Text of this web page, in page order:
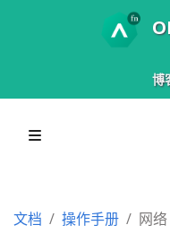
博
文档 操作手册 网络